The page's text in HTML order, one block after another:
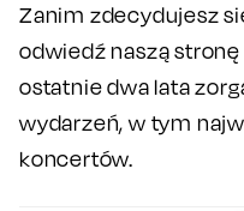
Zanim zdecydujesz
odwiedź naszą
ostatnie dwa lata
wydarzeń, w tym
koncertów.